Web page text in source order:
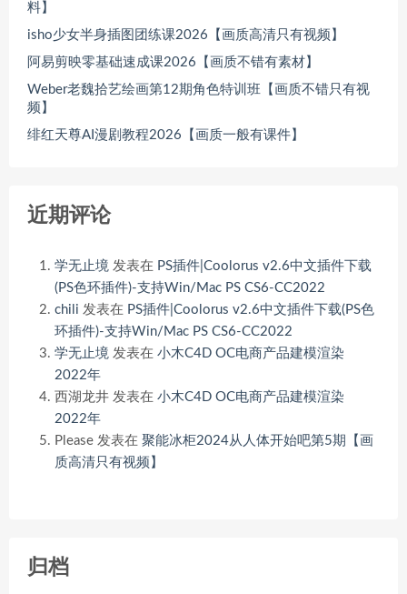
料】
isho少女半身插图团练课2026【画质高清只有视频】
阿易剪映零基础速成课2026【画质不错有素材】
Weber老魏拾艺绘画第12期角色特训班【画质不错只有视
频】
绯红天尊AI漫剧教程2026【画质一般有课件】
近期评论
学无止境 发表在 PS插件|Coolorus v2.6中文插件下载
(PS色环插件)-支持Win/Mac PS CS6-CC2022
chili 发表在 PS插件|Coolorus v2.6中文插件下载(PS色
环插件)-支持Win/Mac PS CS6-CC2022
学无止境 发表在 小木C4D OC电商产品建模渲染
2022年
西湖龙井 发表在 小木C4D OC电商产品建模渲染
2022年
Please 发表在 聚能冰柜2024从人体开始吧第5期【画
质高清只有视频】
归档